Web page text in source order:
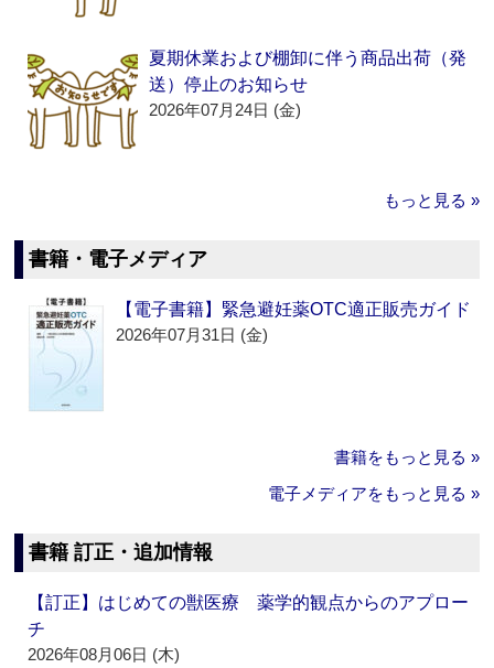
夏期休業および棚卸に伴う商品出荷（発
送）停止のお知らせ
2026年07月24日 (金)
もっと見る »
書籍・電子メディア
【電子書籍】緊急避妊薬OTC適正販売ガイド
2026年07月31日 (金)
書籍をもっと見る »
電子メディアをもっと見る »
書籍 訂正・追加情報
【訂正】はじめての獣医療 薬学的観点からのアプロー
チ
2026年08月06日 (木)